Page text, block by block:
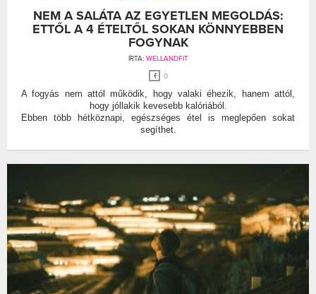
NEM A SALÁTA AZ EGYETLEN MEGOLDÁS:
ETTŐL A 4 ÉTELTŐL SOKAN KÖNNYEBBEN
FOGYNAK
ÍRTA: WELLANDFIT
0
A fogyás nem attól működik, hogy valaki éhezik, hanem attól,
hogy jóllakik kevesebb kalóriából.
Ebben több hétköznapi, egészséges étel is meglepően sokat
segíthet.